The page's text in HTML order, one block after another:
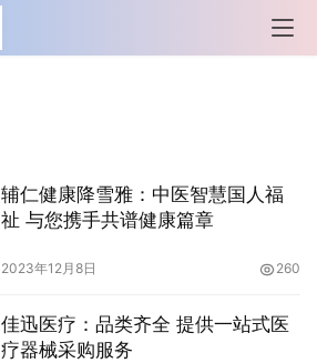
辅仁健康降雪雅：中医智慧国人福
祉 与您携手共谱健康篇章
2023年12月8日 260
佳迅医疗：品类齐全 提供一站式医
疗器械采购服务